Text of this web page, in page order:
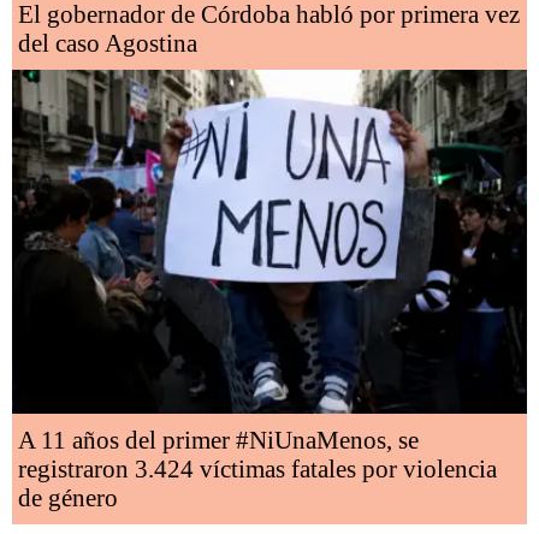
El gobernador de Córdoba habló por primera vez
del caso Agostina
A 11 años del primer #NiUnaMenos, se
registraron 3.424 víctimas fatales por violencia
de género